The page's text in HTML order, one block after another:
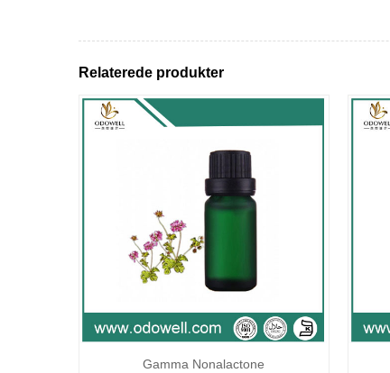
Relaterede produkter
Gamma Nonalactone